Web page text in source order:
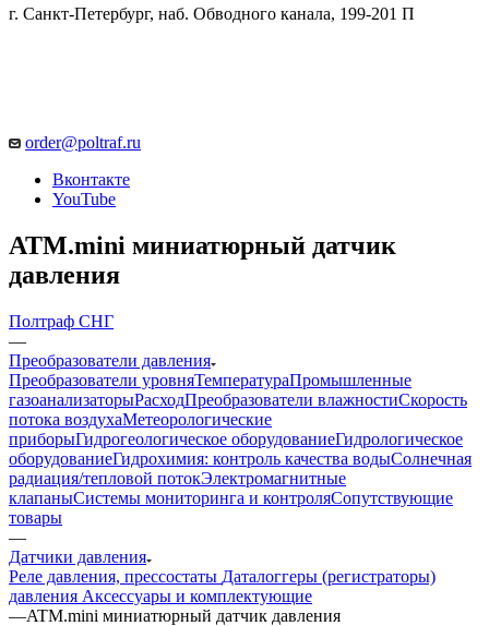
г. Санкт-Петербург, наб. Обводного канала, 199-201 П
order@poltraf.ru
Вконтакте
YouTube
ATM.mini миниатюрный датчик
давления
Полтраф СНГ
—
Преобразователи давления
Преобразователи уровняТемператураПромышленные
газоанализаторыРасходПреобразователи влажностиСкорость
потока воздухаМетеорологические
приборыГидрогеологическое оборудованиеГидрологическое
оборудованиеГидрохимия: контроль качества водыСолнечная
радиация/тепловой потокЭлектромагнитные
клапаныСистемы мониторинга и контроляСопутствующие
товары
—
Датчики давления
Реле давления, прессостаты Даталоггеры (регистраторы)
давления Аксессуары и комплектующие
—ATM.mini миниатюрный датчик давления